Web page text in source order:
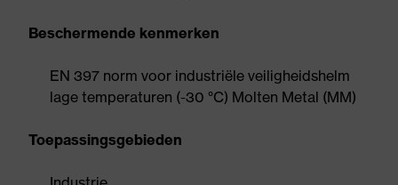
Beschermende kenmerken
EN 397 norm voor industriële veiligheidshelm
lage temperaturen (-30 °C) Molten Metal (MM)
Toepassingsgebieden